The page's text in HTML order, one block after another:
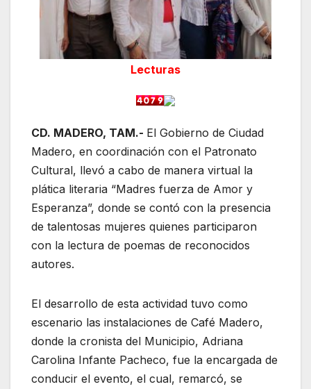
Lecturas
CD. MADERO, TAM.- El Gobierno de Ciudad
Madero, en coordinación con el Patronato
Cultural, llevó a cabo de manera virtual la
plática literaria “Madres fuerza de Amor y
Esperanza”, donde se contó con la presencia
de talentosas mujeres quienes participaron
con la lectura de poemas de reconocidos
autores.
El desarrollo de esta actividad tuvo como
escenario las instalaciones de Café Madero,
donde la cronista del Municipio, Adriana
Carolina Infante Pacheco, fue la encargada de
conducir el evento, el cual, remarcó, se